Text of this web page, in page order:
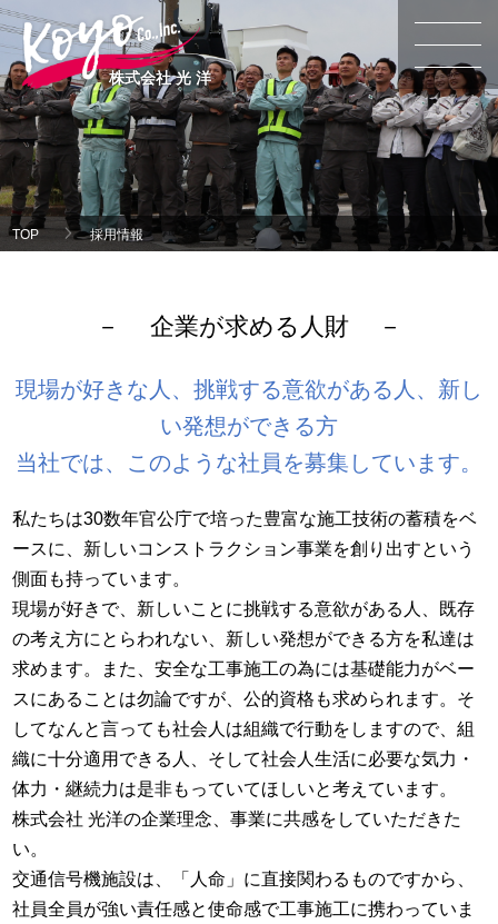
株式会社 光 洋
TOP 採用情報
企業が求める人財
現場が好きな人、挑戦する意欲がある人、新し
い発想ができる方
当社では、このような社員を募集しています。
私たちは30数年官公庁で培った豊富な施工技術の蓄積をベ
ースに、新しいコンストラクション事業を創り出すという
側面も持っています。
現場が好きで、新しいことに挑戦する意欲がある人、既存
の考え方にとらわれない、新しい発想ができる方を私達は
求めます。また、安全な工事施工の為には基礎能力がベー
スにあることは勿論ですが、公的資格も求められます。そ
してなんと言っても社会人は組織で行動をしますので、組
織に十分適用できる人、そして社会人生活に必要な気力・
体力・継続力は是非もっていてほしいと考えています。
株式会社 光洋の企業理念、事業に共感をしていただきた
い。
交通信号機施設は、「人命」に直接関わるものですから、
社員全員が強い責任感と使命感で工事施工に携わっていま